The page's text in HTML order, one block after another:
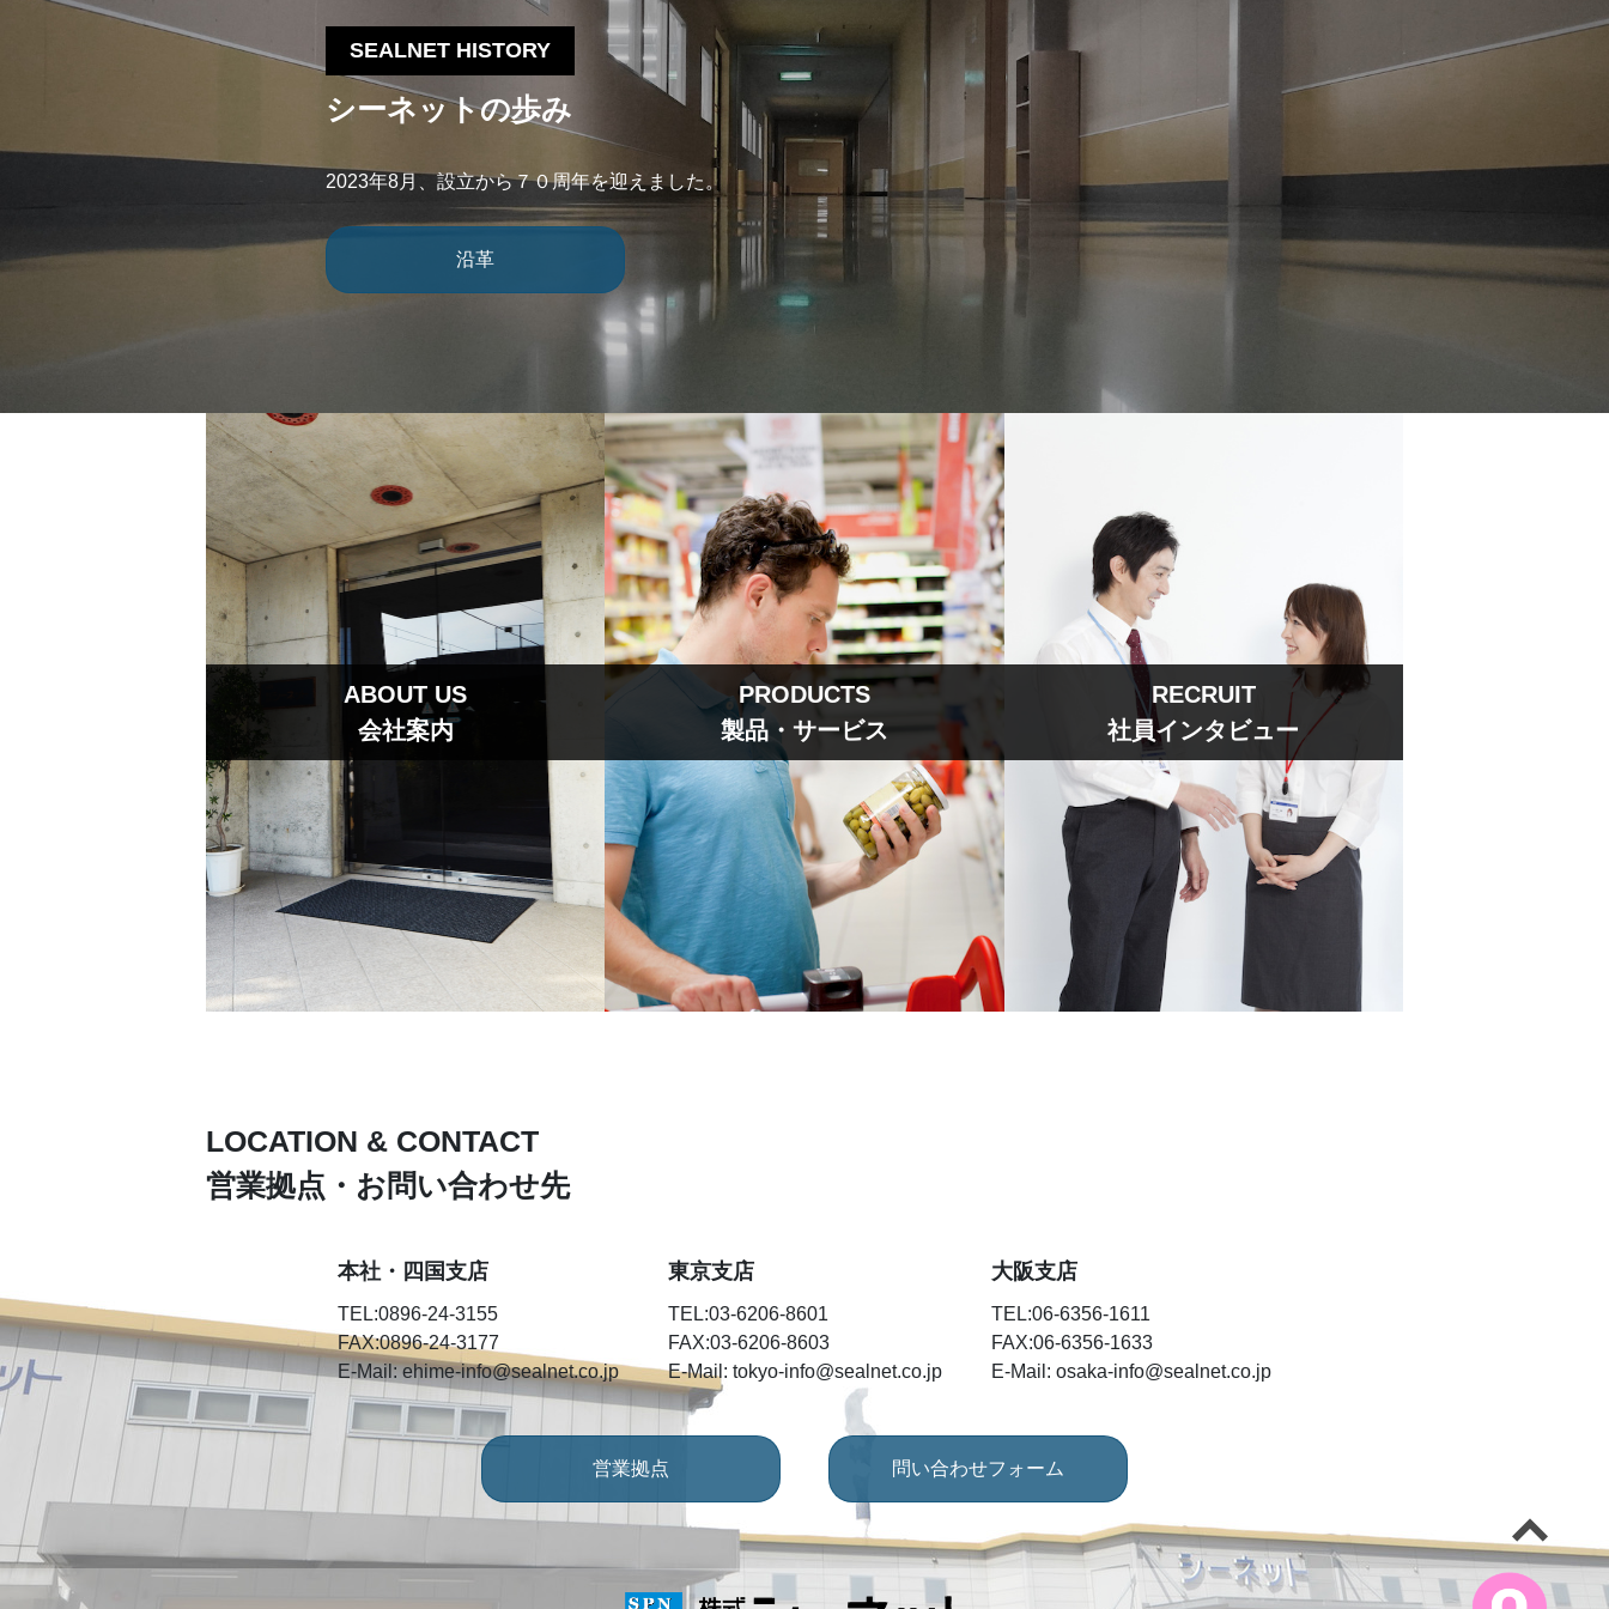
SEALNET HISTORY
シーネットの歩み
2023年8月、設立から７０周年を迎えました。
沿革
ABOUT US
会社案内
PRODUCTS
製品・サービス
RECRUIT
社員インタビュー
LOCATION & CONTACT
営業拠点・お問い合わせ先
本社・四国支店
TEL:0896-24-3155
FAX:0896-24-3177
E-Mail: ehime-info@sealnet.co.jp
東京支店
TEL:03-6206-8601
FAX:03-6206-8603
E-Mail: tokyo-info@sealnet.co.jp
大阪支店
TEL:06-6356-1611
FAX:06-6356-1633
E-Mail: osaka-info@sealnet.co.jp
営業拠点 問い合わせフォーム